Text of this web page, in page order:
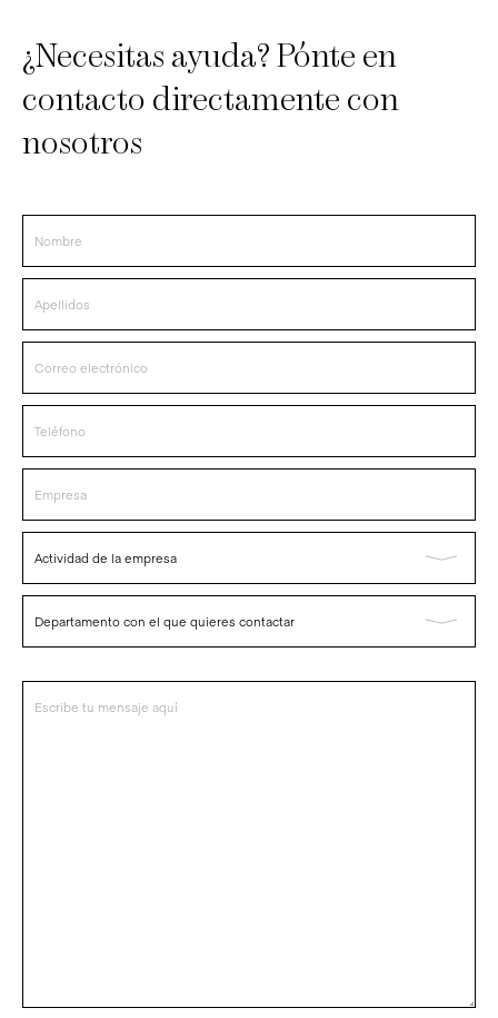
¿Necesitas ayuda? Pónte en
contacto directamente con
nosotros